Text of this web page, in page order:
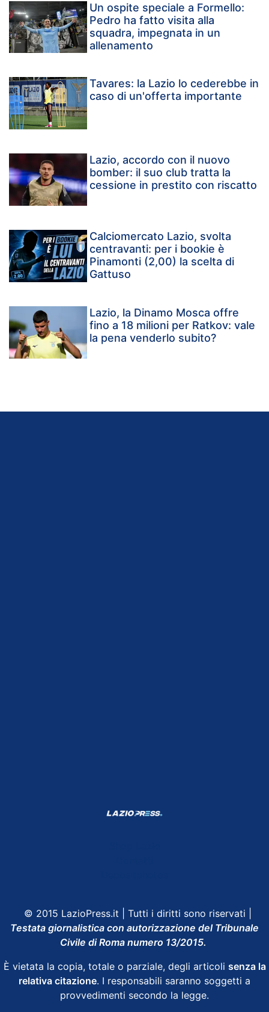
Un ospite speciale a Formello:
Pedro ha fatto visita alla
squadra, impegnata in un
allenamento
Tavares: la Lazio lo cederebbe in
caso di un'offerta importante
Lazio, accordo con il nuovo
bomber: il suo club tratta la
cessione in prestito con riscatto
Calciomercato Lazio, svolta
centravanti: per i bookie è
Pinamonti (2,00) la scelta di
Gattuso
Lazio, la Dinamo Mosca offre
fino a 18 milioni per Ratkov: vale
la pena venderlo subito?
© 2015 LazioPress.it | Tutti i diritti sono riservati |
Testata giornalistica con autorizzazione del Tribunale
Civile di Roma numero 13/2015.
È vietata la copia, totale o parziale, degli articoli senza la
relativa citazione. I responsabili saranno soggetti a
provvedimenti secondo la legge.